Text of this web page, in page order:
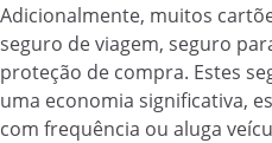
Adicionalmente, muitos
seguro de viagem, seguro
proteção de compra. Estes
uma economia significativa,
com frequência ou aluga